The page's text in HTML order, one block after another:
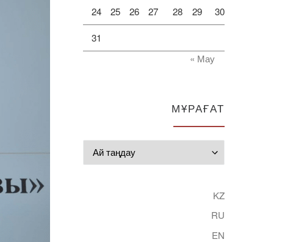
24 25 26 27 28 29 30
31
« Мау
МҰРАҒАТ
KZ
RU
EN